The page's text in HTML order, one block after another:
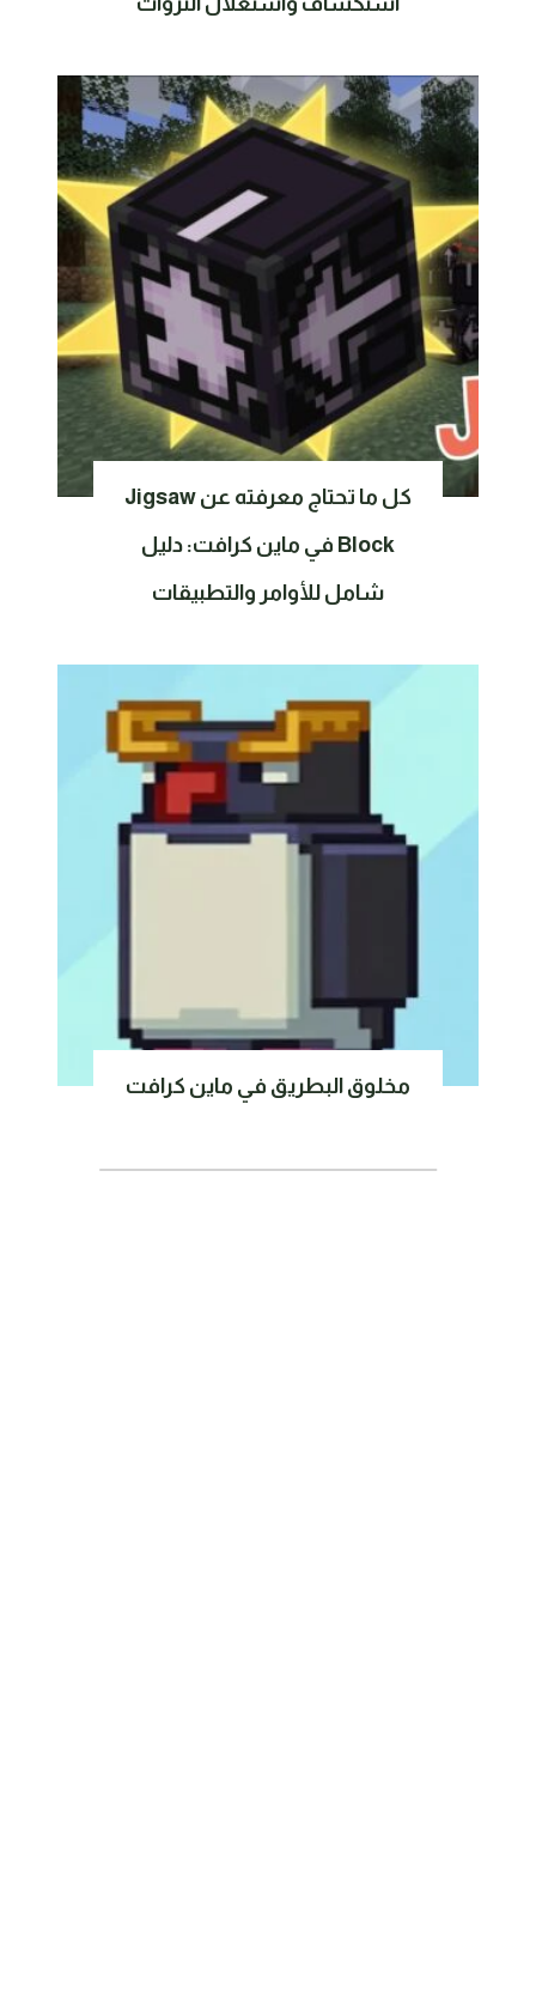
كل ما تحتاج معرفته عن Jigsaw
Block في ماين كرافت: دليل
شامل للأوامر والتطبيقات
مخلوق البطريق في ماين كرافت